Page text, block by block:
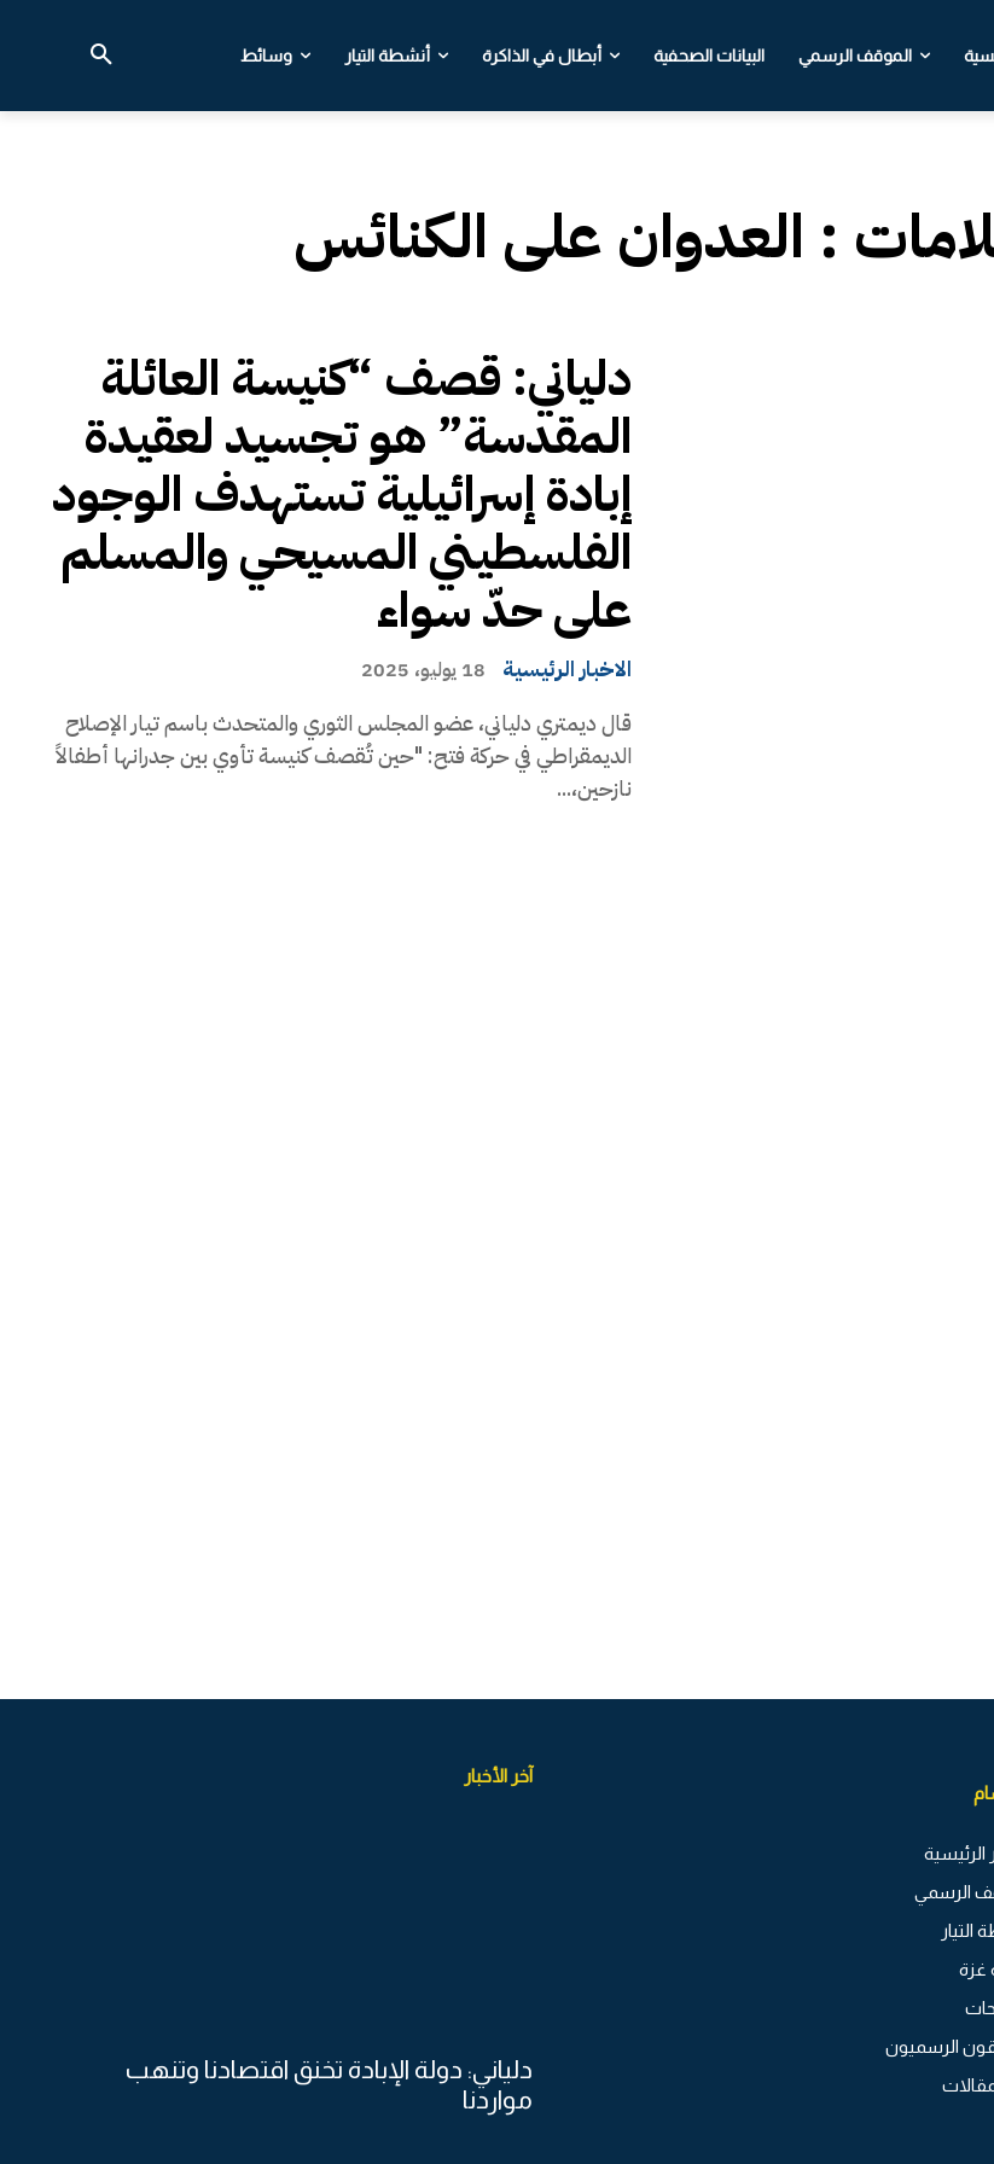
الموقف الرسمي البيانات الصحفية أبطال في الذاكرة أنشطة التيار وسائط
: العدوان على الكنائس
دلياني: قصف “كنيسة العائلة
المقدسة” هو تجسيد لعقيدة
إبادة إسرائيلية تستهدف الوجود
الفلسطيني المسيحي والمسلم
على حدّ سواء
الاخبار الرئيسية 18 يوليو، 2025
قال ديمتري دلياني، عضو المجلس الثوري والمتحدث باسم تيار الإصلاح
الديمقراطي في حركة فتح: "حين تُقصف كنيسة تأوي بين جدرانها أطفالاً
نازحين،...
الرئيسية
الرسمي
التيار
غزة
الرسميون
آخر الأخبار
دلياني: دولة الإبادة تخنق اقتصادنا وتنهب
مواردنا